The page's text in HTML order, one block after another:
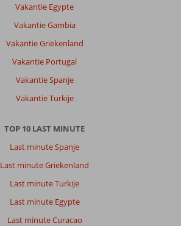
Vakantie Egypte
Vakantie Gambia
Vakantie Griekenland
Vakantie Portugal
Vakantie Spanje
Vakantie Turkije
TOP 10 LAST MINUTE
Last minute Spanje
Last minute Griekenland
Last minute Turkije
Last minute Egypte
Last minute Curacao